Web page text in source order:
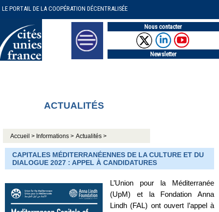
LE PORTAIL DE LA COOPÉRATION DÉCENTRALISÉE
Nous contacter
Newsletter
ACTUALITÉS
Accueil > Informations > Actualités >
CAPITALES MÉDITERRANÉENNES DE LA CULTURE ET DU
DIALOGUE 2027 : APPEL À CANDIDATURES
L’Union pour la Méditerranée
(UpM) et la Fondation Anna
Lindh (FAL) ont ouvert l’appel à